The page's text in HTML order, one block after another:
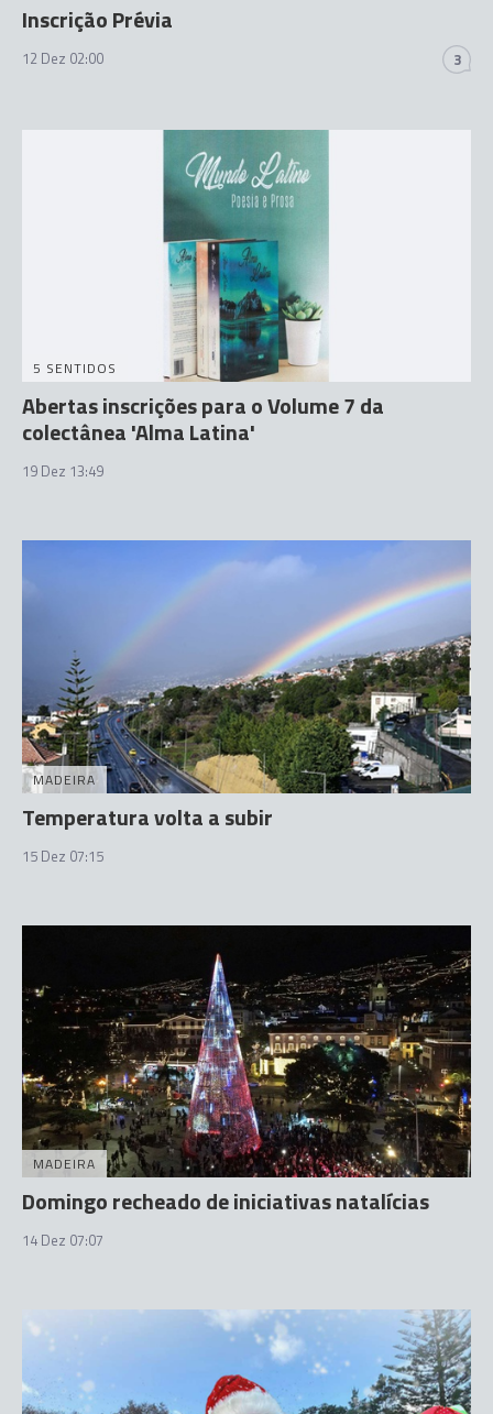
Inscrição Prévia
12 Dez 02:00 3
5 SENTIDOS
Abertas inscrições para o Volume 7 da
colectânea 'Alma Latina'
19 Dez 13:49
MADEIRA
Temperatura volta a subir
15 Dez 07:15
MADEIRA
Domingo recheado de iniciativas natalícias
14 Dez 07:07